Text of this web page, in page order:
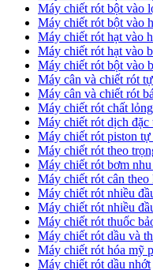
Máy chiết rót bột vào
Máy chiết rót bột vào
Máy chiết rót hạt vào
Máy chiết rót hạt vào
Máy chiết rót bột vào
Máy cân và chiết rót
Máy cân và chiết rót
​Máy chiết rót chất
​Máy chiết rót dịch đặc
Máy chiết rót piston tự
Máy chiết rót theo
​Máy chiết rót bơm
Máy chiết rót cân
​Máy chiết rót nhiều
​Máy chiết rót nhiều
Máy chiết rót thuốc
Máy chiết rót dầu và
Máy chiết rót hóa mỹ
Máy chiết rót dầu nhớt